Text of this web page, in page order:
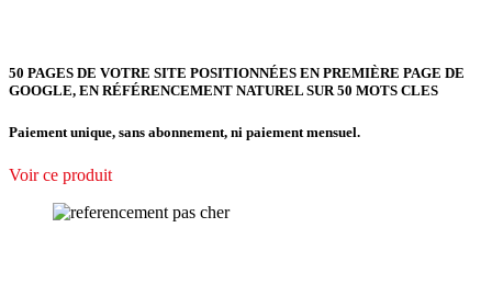
50 PAGES DE VOTRE SITE POSITIONNÉES EN PREMIÈRE PAGE DE
GOOGLE, EN RÉFÉRENCEMENT NATUREL SUR 50 MOTS CLES
Paiement unique, sans abonnement, ni paiement mensuel.
Voir ce produit